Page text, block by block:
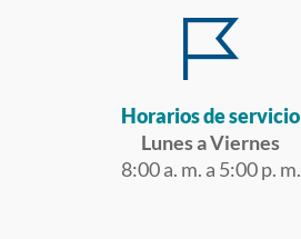
Horarios de servicio
Lunes a Viernes
8:00 a. m. a 5:00 p. m.